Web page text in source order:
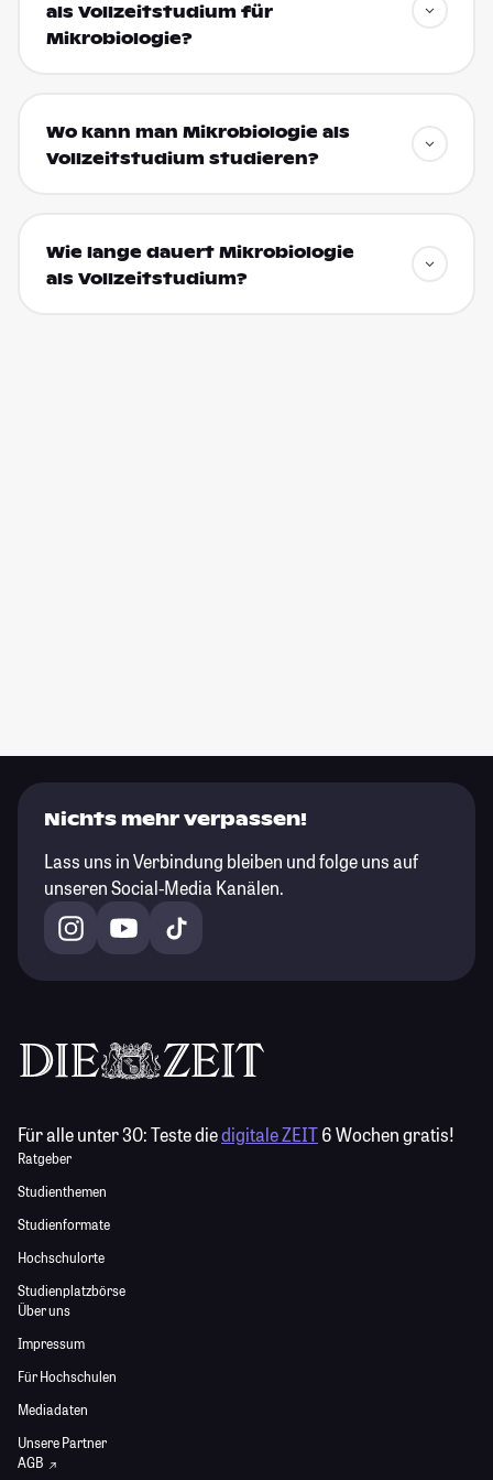
als Vollzeitstudium für
Mikrobiologie?
Wo kann man Mikrobiologie als
Vollzeitstudium studieren?
Wie lange dauert Mikrobiologie
als Vollzeitstudium?
Nichts mehr verpassen!
Lass uns in Verbindung bleiben und folge uns auf
unseren Social-Media Kanälen.
Für alle unter 30:Teste diedigitale ZEIT6 Wochen gratis!
Ratgeber
Studienthemen
Studienformate
Hochschulorte
Studienplatzbörse
Über uns
Impressum
Für Hochschulen
Mediadaten
Unsere Partner
AGB